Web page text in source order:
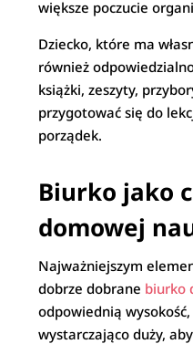
większe poczucie
Dziecko, które ma
również
książki, zeszyty,
przygotować się do
porządek.
Biurko jako
domowej
Najważniejszym
dobrze dobrane biurko
odpowiednią
wystarczająco duży,